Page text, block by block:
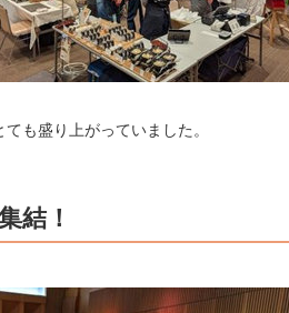
も盛り上がっていました。
結！